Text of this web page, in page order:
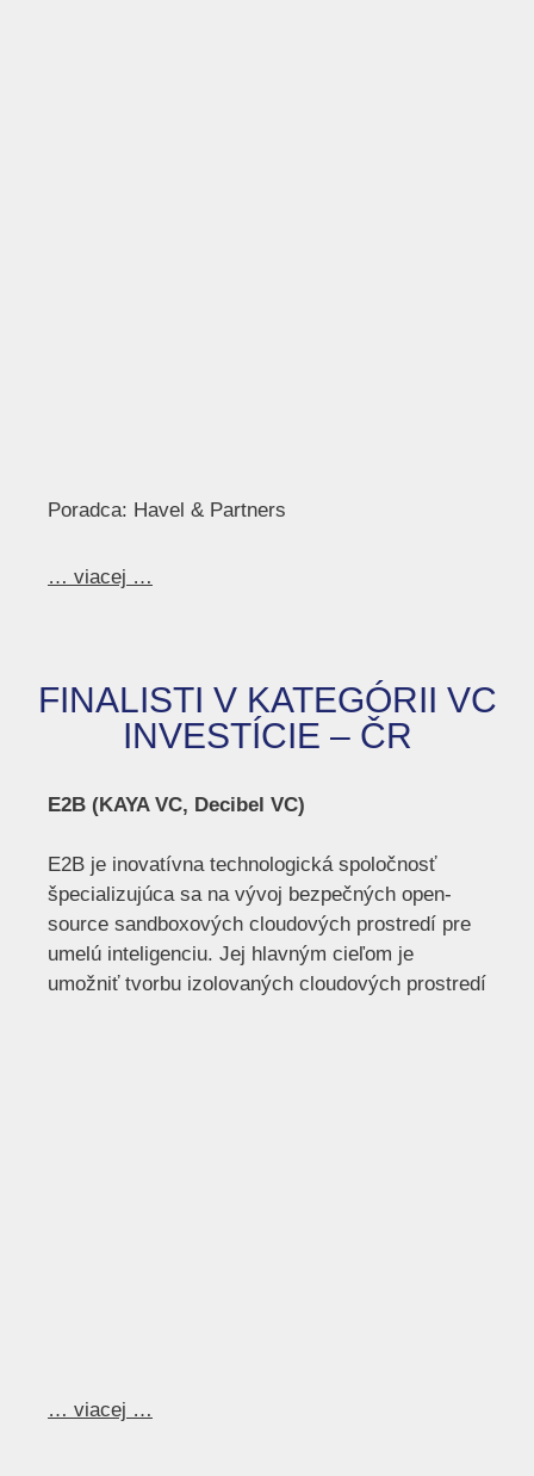
Poradca: Havel & Partners
… viacej …
FINALISTI V KATEGÓRII VC
INVESTÍCIE – ČR
E2B (KAYA VC, Decibel VC)
E2B je inovatívna technologická spoločnosť
špecializujúca sa na vývoj bezpečných open-
source sandboxových cloudových prostredí pre
umelú inteligenciu. Jej hlavným cieľom je
umožniť tvorbu izolovaných cloudových prostredí
… viacej …